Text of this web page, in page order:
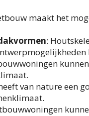
maakt het
:
van nature een